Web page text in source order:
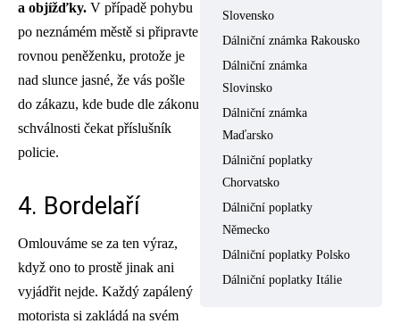
a objížďky. V případě pohybu
po neznámém městě si připravte
rovnou peněženku, protože je
nad slunce jasné, že vás pošle
do zákazu, kde bude dle zákonu
schválnosti čekat příslušník
policie.
4. Bordelaří
Omlouváme se za ten výraz,
když ono to prostě jinak ani
vyjádřit nejde. Každý zapálený
motorista si zakládá na svém
Slovensko
Dálniční známka Rakousko
Dálniční známka
Slovinsko
Dálniční známka
Maďarsko
Dálniční poplatky
Chorvatsko
Dálniční poplatky
Německo
Dálniční poplatky Polsko
Dálniční poplatky Itálie